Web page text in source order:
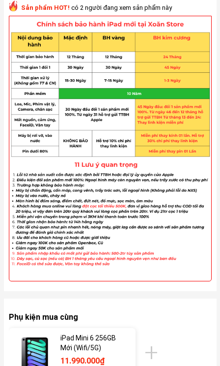
Sản phẩm HOT! có 2 người đang xem sản phẩm này
Phụ kiện mua cùng
iPad Mini 6 256GB
Mới (Wifi/5G)
11.990.000₫